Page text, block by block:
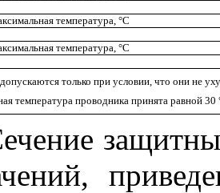
температура, °С
температура, °С
только при условии, что они не
температура проводника принята равной 30